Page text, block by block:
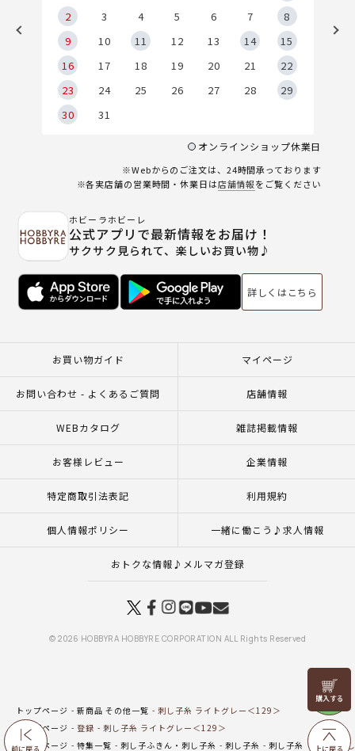
前に戻る
リリヤン
フェア
上に戻る
2
3 4 5 6 7
8
9
10 11 12 13 14
15
16
17 18 19 20 21
22
23
24 25 26 27 28
29
30
31
オンラインショップ休業日
※Webからのご注文は、24時間承っております
※各実店舗の営業時間・休業日は店舗情報をご覧ください
ホビーラホビーレ
公式アプリで最新情報をお届け！
サクサク見られて、楽しいお買い物♪
詳しくはこちら
お買い物ガイド マイページ
お問い合わせ - よくあるご質問 店舗情報
WEBカタログ 雑誌掲載情報
お客様レビュー 企業情報
特定商取引法表記 利用規約
個人情報ポリシー 一緒に働こう♪求人情報
おトクな情報♪メルマガ登録
© 2026 HOBBYRA HOBBYRE CORPORATION ALL Rights Reserved
トップページ 新商品 その他一覧
刺し子糸 ライトグレー＜129＞
トップページ
登録
刺し子糸 ライトグレー＜129＞
トップページ
特集一覧 刺し子ふきん・刺し子糸 刺し子糸 刺し子糸 単色 刺